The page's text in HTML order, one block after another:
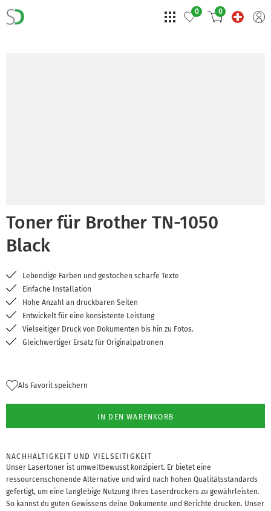
0 0
Toner für Brother TN-1050
Black
Lebendige Farben und gestochen scharfe Texte
Einfache Installation
Hohe Anzahl an druckbaren Seiten
Entwickelt für eine konsistente Leistung
Vielseitiger Druck von Dokumenten bis hin zu Fotos.
Gleichwertiger Ersatz für Originalpatronen
Als Favorit speichern
IN DEN WARENKORB
NACHHALTIGKEIT UND VIELSEITIGKEIT
Unser Lasertoner ist umweltbewusst konzipiert. Er bietet eine
ressourcenschonende Alternative und wird nach hohen Qualitätsstandards
gefertigt, um eine langlebige Nutzung Ihres Laserdruckers zu gewährleisten.
So kannst du guten Gewissens deine Dokumente und Berichte drucken. Unser